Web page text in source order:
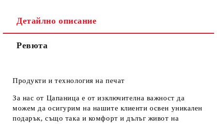
Детайлно описание
Ревюта
Продукти и технология на печат
За нас от Цапаница е от изключителна важност да
можем да осигурим на нашите клиенти освен уникален
подарък, също така и комфорт и дълъг живот на